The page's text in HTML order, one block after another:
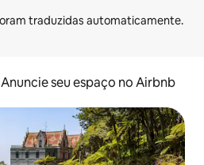
Anuncie seu espaço no Airbnb